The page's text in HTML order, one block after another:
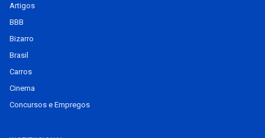
Artigos
BBB
Bizarro
Brasil
Carros
Cinema
Concursos e Empregos